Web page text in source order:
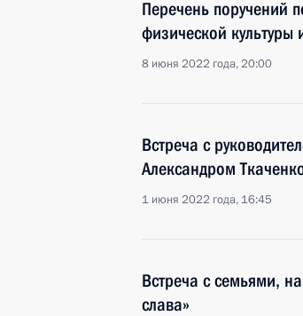
Перечень поручений
физической культуры
8 июня 2022 года, 20:00
Встреча с
Александром
1 июня 2022 года, 16:45
Встреча с семьями,
слава»